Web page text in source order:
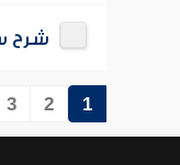
شرح
1
2
3